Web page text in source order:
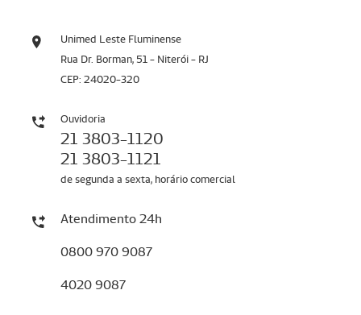
Unimed Leste Fluminense
Rua Dr. Borman, 51 - Niterói - RJ
CEP: 24020-320
Ouvidoria
21 3803-1120
21 3803-1121
de segunda a sexta, horário comercial
Atendimento 24h
0800 970 9087
4020 9087